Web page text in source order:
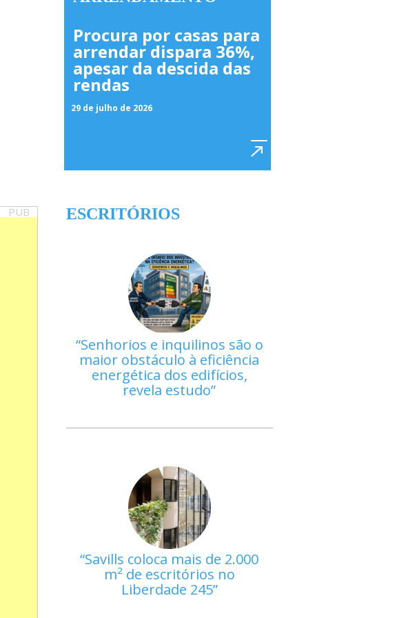
Procura por casas para
arrendar dispara 36%,
apesar da descida das
rendas
29 de julho de 2026
PUB ESCRITÓRIOS
Senhorios e inquilinos são o
maior obstáculo à eficiência
energética dos edifícios,
revela estudo
Savills coloca mais de 2.000
m² de escritórios no
Liberdade 245